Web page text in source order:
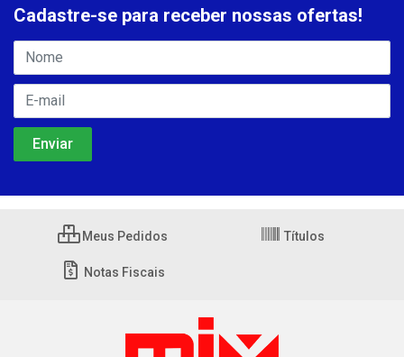
Cadastre-se para receber nossas ofertas!
Meus Pedidos Títulos
Notas Fiscais